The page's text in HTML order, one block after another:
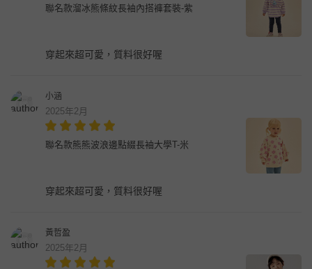
聯名款溜冰熊條紋長袖內搭褲套裝-紫
穿起來超可愛，質料很好喔
小涵
2025年2月
聯名款熊熊波浪邊點綴長袖大學T-米
穿起來超可愛，質料很好喔
黃哲盈
2025年2月